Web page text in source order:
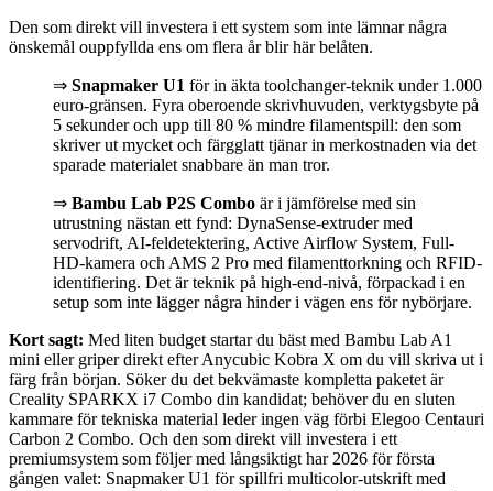
Den som direkt vill investera i ett system som inte lämnar några
önskemål ouppfyllda ens om flera år blir här belåten.
⇒ Snapmaker U1 för in äkta toolchanger-teknik under 1.000
euro-gränsen. Fyra oberoende skrivhuvuden, verktygsbyte på
5 sekunder och upp till 80 % mindre filamentspill: den som
skriver ut mycket och färgglatt tjänar in merkostnaden via det
sparade materialet snabbare än man tror.
⇒ Bambu Lab P2S Combo är i jämförelse med sin
utrustning nästan ett fynd: DynaSense-extruder med
servodrift, AI-feldetektering, Active Airflow System, Full-
HD-kamera och AMS 2 Pro med filamenttorkning och RFID-
identifiering. Det är teknik på high-end-nivå, förpackad i en
setup som inte lägger några hinder i vägen ens för nybörjare.
Kort sagt: Med liten budget startar du bäst med Bambu Lab A1
mini eller griper direkt efter Anycubic Kobra X om du vill skriva ut i
färg från början. Söker du det bekvämaste kompletta paketet är
Creality SPARKX i7 Combo din kandidat; behöver du en sluten
kammare för tekniska material leder ingen väg förbi Elegoo Centauri
Carbon 2 Combo. Och den som direkt vill investera i ett
premiumsystem som följer med långsiktigt har 2026 för första
gången valet: Snapmaker U1 för spillfri multicolor-utskrift med